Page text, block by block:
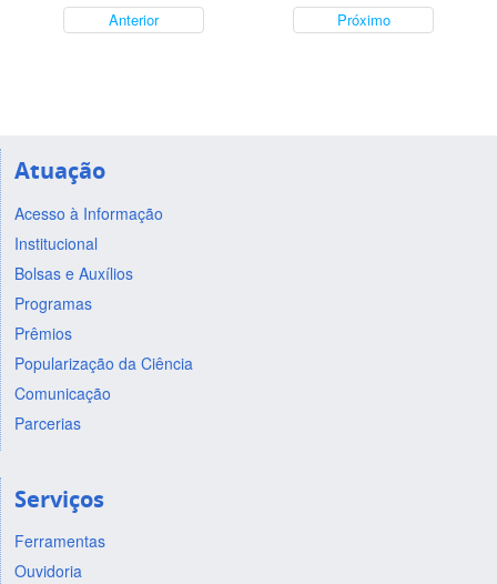
Anterior Próximo
Atuação
Acesso à Informação
Institucional
Bolsas e Auxílios
Programas
Prêmios
Popularização da Ciência
Comunicação
Parcerias
Serviços
Ferramentas
Ouvidoria